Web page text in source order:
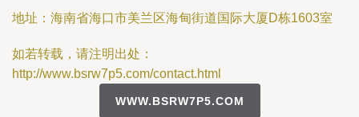
地址：海南省海口市美兰区海甸街道国际大厦D栋1603室
如若转载，请注明出处：
http://www.bsrw7p5.com/contact.html
WWW.BSRW7P5.COM